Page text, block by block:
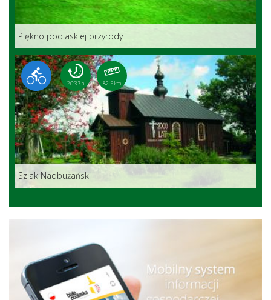
Piękno podlaskiej przyrody
20:37 h 82.5 km
Szlak Nadbużański